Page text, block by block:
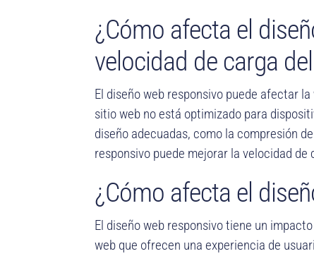
¿Cómo afecta el
velocidad de carga
El diseño web responsivo puede afectar
sitio web no está optimizado para
diseño adecuadas, como la compresión
responsivo puede mejorar la velocidad de
¿Cómo afecta el
El diseño web responsivo tiene un
web que ofrecen una experiencia de